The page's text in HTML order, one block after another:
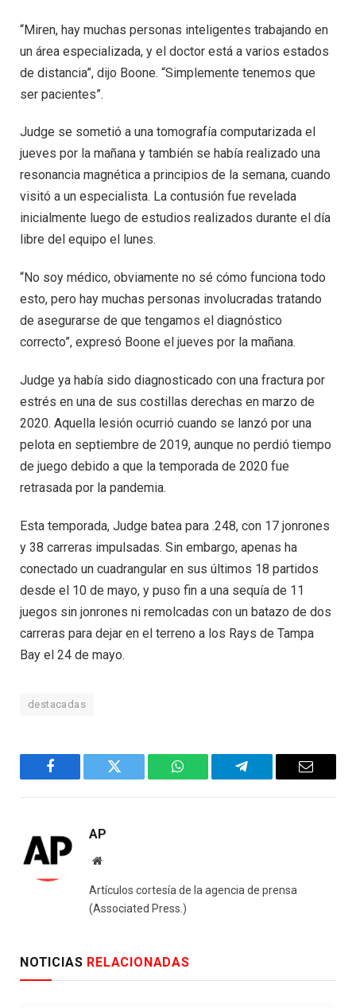
“Miren, hay muchas personas inteligentes trabajando en
un área especializada, y el doctor está a varios estados
de distancia”, dijo Boone. “Simplemente tenemos que
ser pacientes”.
Judge se sometió a una tomografía computarizada el
jueves por la mañana y también se había realizado una
resonancia magnética a principios de la semana, cuando
visitó a un especialista. La contusión fue revelada
inicialmente luego de estudios realizados durante el día
libre del equipo el lunes.
“No soy médico, obviamente no sé cómo funciona todo
esto, pero hay muchas personas involucradas tratando
de asegurarse de que tengamos el diagnóstico
correcto”, expresó Boone el jueves por la mañana.
Judge ya había sido diagnosticado con una fractura por
estrés en una de sus costillas derechas en marzo de
2020. Aquella lesión ocurrió cuando se lanzó por una
pelota en septiembre de 2019, aunque no perdió tiempo
de juego debido a que la temporada de 2020 fue
retrasada por la pandemia.
Esta temporada, Judge batea para .248, con 17 jonrones
y 38 carreras impulsadas. Sin embargo, apenas ha
conectado un cuadrangular en sus últimos 18 partidos
desde el 10 de mayo, y puso fin a una sequía de 11
juegos sin jonrones ni remolcadas con un batazo de dos
carreras para dejar en el terreno a los Rays de Tampa
Bay el 24 de mayo.
destacadas
Facebook Twitter WhatsAppTelegram Email
AP
Website
Artículos cortesía de la agencia de prensa
(Associated Press.)
NOTICIAS RELACIONADAS